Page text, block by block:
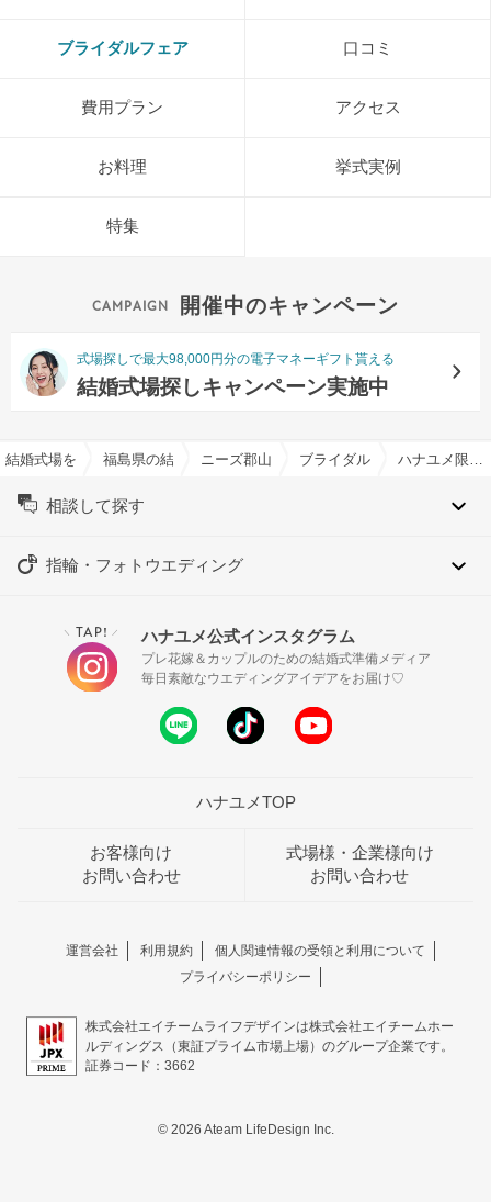
ブライダルフェア 口コミ
費用プラン アクセス
お料理 挙式実例
特集
開催中のキャンペーン
式場探しで最大98,000円分の電子マネーギフト貰える
結婚式場探しキャンペーン実施中
結婚式場を探すならハナユメ
福島県の結婚式場一覧ニーズ郡山 by T&G WEDDING(旧 アークク
ブライダルフェア一覧 ハナユメ限定【年1BIG】1日1組貸切ウェディングで憧れ花嫁体験×豪華試食
相談して探す
指輪・フォトウエディング
＼ TAP! ／ ハナユメ公式インスタグラム
プレ花嫁＆カップルのための結婚式準備メディア
毎日素敵なウエディングアイデアをお届け♡
ハナユメTOP
お客様向け
お問い合わせ
式場様・企業様向け
お問い合わせ
運営会社 利用規約
個人関連情報の受領と利用について
プライバシーポリシー
株式会社エイチームライフデザインは株式会社エイチームホー
ルディングス（東証プライム市場上場）のグループ企業です。
証券コード：3662
© 2026 Ateam LifeDesign Inc.